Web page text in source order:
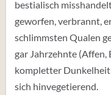
bestialisch
geworfen, verbrannt,
schlimmsten Qualen
gar Jahrzehnte (Affen,
kompletter
sich hinvegetierend.